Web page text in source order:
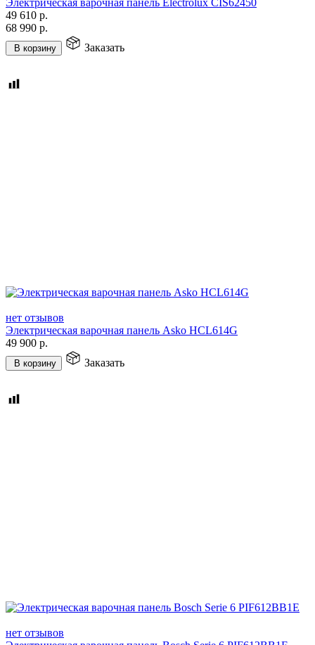
49 610 р.
68 990 р.
В корзину Заказать
нет отзывов
Электрическая варочная панель Asko HCL614G
49 900 р.
В корзину Заказать
нет отзывов